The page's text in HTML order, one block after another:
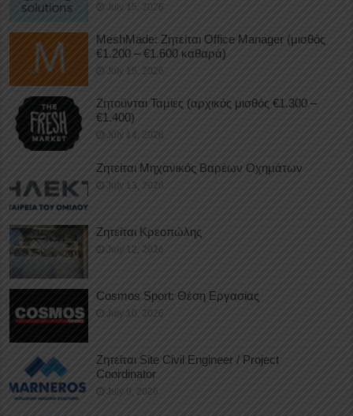
July 15, 2026
MeshMade: Ζητείται Office Manager (μισθός
€1.200 – €1.600 καθαρά)
July 15, 2026
Ζητούνται Ταμίες (αρχικός μισθός €1.300 –
€1.400)
July 14, 2026
Ζητείται Μηχανικός Βαρέων Οχημάτων
July 13, 2026
Ζητείται Κρεοπώλης
July 12, 2026
Cosmos Sport: Θέση Εργασίας
July 10, 2026
Ζητείται Site Civil Engineer / Project
Coordinator
July 9, 2026